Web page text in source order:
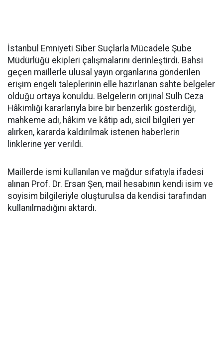
İstanbul Emniyeti Siber Suçlarla Mücadele Şube
Müdürlüğü ekipleri çalışmalarını derinleştirdi. Bahsi
geçen maillerle ulusal yayın organlarına gönderilen
erişim engeli taleplerinin elle hazırlanan sahte belgeler
olduğu ortaya konuldu. Belgelerin orijinal Sulh Ceza
Hâkimliği kararlarıyla bire bir benzerlik gösterdiği,
mahkeme adı, hâkim ve kâtip adı, sicil bilgileri yer
alırken, kararda kaldırılmak istenen haberlerin
linklerine yer verildi.
Maillerde ismi kullanılan ve mağdur sıfatıyla ifadesi
alınan Prof. Dr. Ersan Şen, mail hesabının kendi isim ve
soyisim bilgileriyle oluşturulsa da kendisi tarafından
kullanılmadığını aktardı.